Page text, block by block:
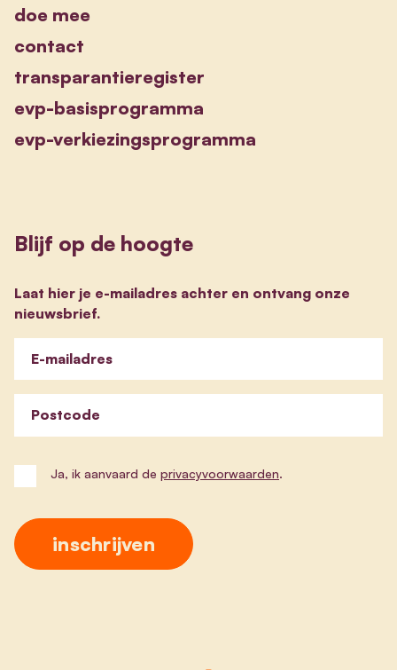
doe mee
contact
transparantieregister
evp-basisprogramma
evp-verkiezingsprogramma
Blijf op de hoogte
Laat hier je e-mailadres achter en ontvang onze
nieuwsbrief.
E-mailadres
Postcode
Ja, ik aanvaard de privacyvoorwaarden.